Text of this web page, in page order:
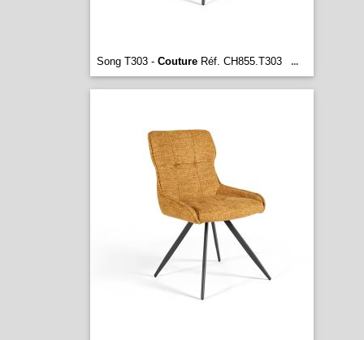
Song T303 - CoutureRéf. CH855.T303 ...